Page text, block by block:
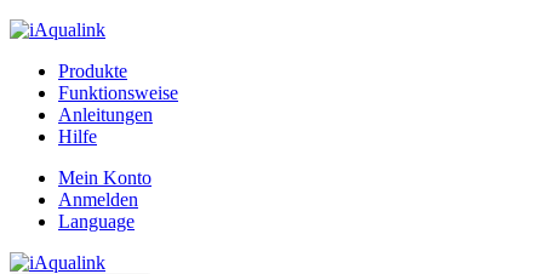
Produkte
Funktionsweise
Anleitungen
Hilfe
Mein Konto
Anmelden
Language